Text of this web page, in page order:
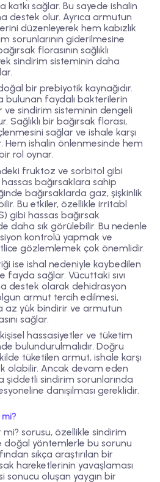
katkı sağlar. Bu sayede ishalin
destek olur. Ayrıca armutun
düzenleyerek hem kabızlık
sorunlarının giderilmesine
florasının sağlıklı
sindirim sisteminin daha
bir prebiyotik kaynağıdır.
bulunan faydalı bakterilerin
ve sindirim sisteminin dengeli
Sağlıklı bir bağırsak florası,
sağlar ve ishale karşı
Hem ishalin önlenmesinde hem
rol oynar.
fruktoz ve sorbitol gibi
bağırsaklara sahip
bağırsaklarda gaz, şişkinlik
Bu etkiler, özellikle irritabl
gibi hassas bağırsak
daha sık görülebilir. Bu nedenle
kontrolü yapmak ve
gözlemlemek çok önemlidir.
ise ishal nedeniyle kaybedilen
fayda sağlar. Vücuttaki sıvı
destek olarak dehidrasyon
armut tercih edilmesi,
az yük bindirir ve armutun
sağlar.
hassasiyetler ve tüketim
bulundurulmalıdır. Doğru
tüketilen armut, ishale karşı
olabilir. Ancak devam eden
şiddetli sindirim sorunlarında
danışılması gereklidir.
mi? sorusu, özellikle sindirim
doğal yöntemlerle bu sorunu
sıkça araştırılan bir
hareketlerinin yavaşlaması
sonucu oluşan yaygın bir